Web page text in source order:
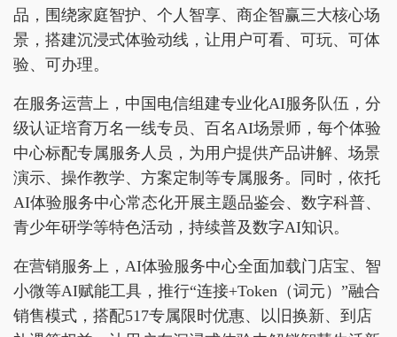
品，围绕家庭智护、个人智享、商企智赢三大核心场
景，搭建沉浸式体验动线，让用户可看、可玩、可体
验、可办理。
在服务运营上，中国电信组建专业化AI服务队伍，分
级认证培育万名一线专员、百名AI场景师，每个体验
中心标配专属服务人员，为用户提供产品讲解、场景
演示、操作教学、方案定制等专属服务。同时，依托
AI体验服务中心常态化开展主题品鉴会、数字科普、
青少年研学等特色活动，持续普及数字AI知识。
在营销服务上，AI体验服务中心全面加载门店宝、智
小微等AI赋能工具，推行“连接+Token（词元）”融合
销售模式，搭配517专属限时优惠、以旧换新、到店